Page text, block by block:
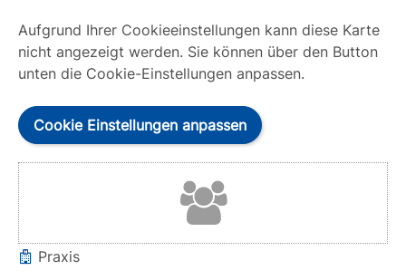
Aufgrund Ihrer Cookieeinstellungen kann diese Karte
nicht angezeigt werden. Sie können über den Button
unten die Cookie-Einstellungen anpassen.
Cookie Einstellungen anpassen
Praxis